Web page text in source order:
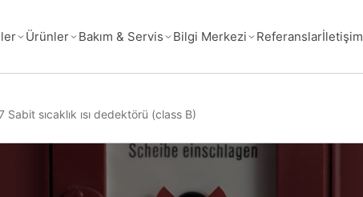
Ürünler Bakım & Servis Bilgi Merkezi Referanslarİletişim
Sabit sıcaklık ısı dedektörü (class B)